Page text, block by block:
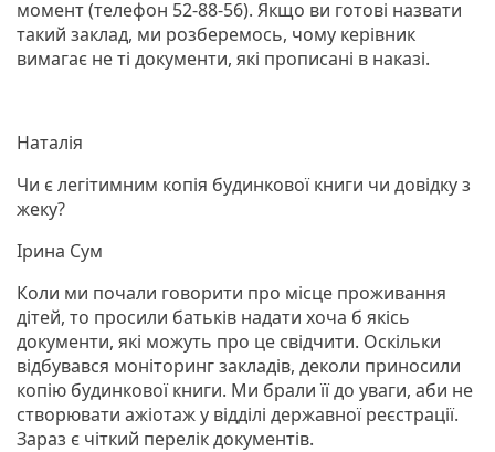
момент (телефон 52-88-56). Якщо ви готові назвати
такий заклад, ми розберемось, чому керівник
вимагає не ті документи, які прописані в наказі.
Наталія
Чи є легітимним копія будинкової книги чи довідку з
жеку?
Ірина Сум
Коли ми почали говорити про місце проживання
дітей, то просили батьків надати хоча б якісь
документи, які можуть про це свідчити. Оскільки
відбувався моніторинг закладів, деколи приносили
копію будинкової книги. Ми брали її до уваги, аби не
створювати ажіотаж у відділі державної реєстрації.
Зараз є чіткий перелік документів.